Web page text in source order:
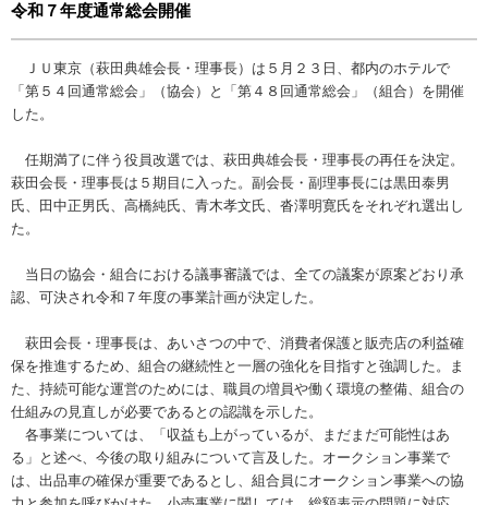
令和７年度通常総会開催
ＪＵ東京（萩田典雄会長・理事長）は５月２３日、都内のホテルで
「第５４回通常総会」（協会）と「第４８回通常総会」（組合）を開催
した。
任期満了に伴う役員改選では、萩田典雄会長・理事長の再任を決定。
萩田会長・理事長は５期目に入った。副会長・副理事長には黒田泰男
氏、田中正男氏、高橋純氏、青木孝文氏、沓澤明寛氏をそれぞれ選出し
た。
当日の協会・組合における議事審議では、全ての議案が原案どおり承
認、可決され令和７年度の事業計画が決定した。
萩田会長・理事長は、あいさつの中で、消費者保護と販売店の利益確
保を推進するため、組合の継続性と一層の強化を目指すと強調した。ま
た、持続可能な運営のためには、職員の増員や働く環境の整備、組合の
仕組みの見直しが必要であるとの認識を示した。
各事業については、「収益も上がっているが、まだまだ可能性はあ
る」と述べ、今後の取り組みについて言及した。オークション事業で
は、出品車の確保が重要であるとし、組合員にオークション事業への協